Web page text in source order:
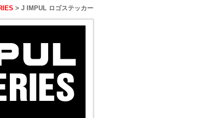
> J IMPUL ロゴステッカー